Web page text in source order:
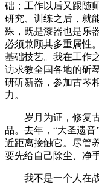
础；工作以后又跟随
研究、训练之后，就
殊，既是漆器也是乐
必须兼顾其多重属性
基础技艺。我在工作
访求教全国各地的斫
研斫新器，参加古琴
力。
岁月为证，修复古
品。去年，“大圣遗
近距离接触它。尽管
要先给自己除尘、净
我不是一个人在战